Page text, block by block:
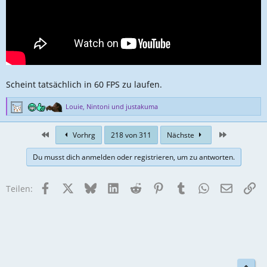
Scheint tatsächlich in 60 FPS zu laufen.
R
e
e
Louie Nintoni und justakuma
First Vorhrg 218 von 311 Nächste Zuletzt
Du musst dich anmelden oder registrieren, um zu antworten.
Teilen: Facebook BlueskyLinkedInReddit PinterestTumblrWhatsApp
E-Mail